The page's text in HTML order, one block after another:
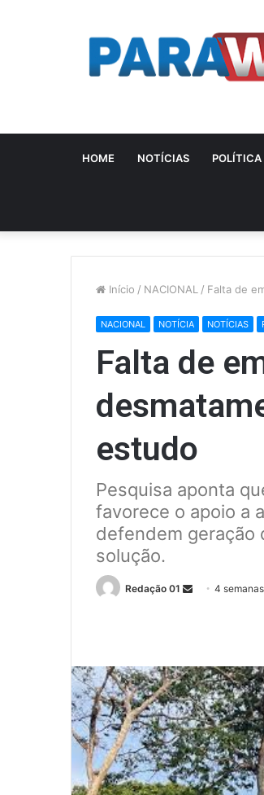
HOME NOTÍCIAS POLÍTICA
Início / NACIONAL / Falta de
NACIONAL NOTÍCIA NOTÍCIAS
Falta de
estudo
Pesquisa aponta
favorece o apoio a
defendem geração
solução.
Redação 01
Send4